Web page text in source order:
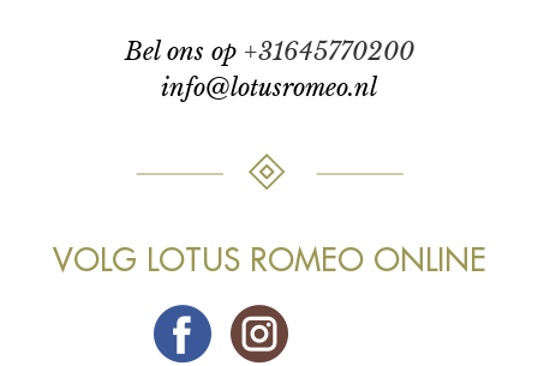
bel ons op +31645770200
info@lotusromeo.nl
VOLG LOTUS ROMEO ONLINE